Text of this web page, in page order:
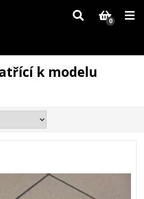
se může dodání dílů, které nejsou skladem,
Děkujeme za pochopení.
0
k modelu